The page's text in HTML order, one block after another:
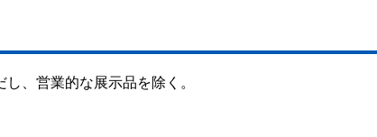
、営業的な展示品を除く。